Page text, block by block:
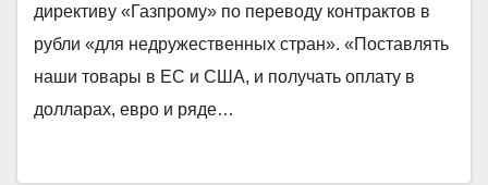
директиву «Газпрому» по переводу контрактов в
рубли «для недружественных стран». «Поставлять
наши товары в ЕС и США, и получать оплату в
долларах, евро и ряде…